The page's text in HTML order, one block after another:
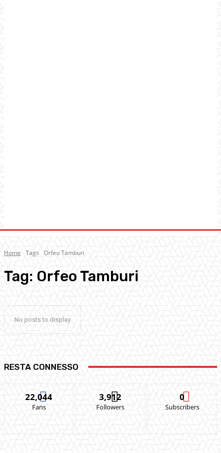
Home Tags Orfeo Tamburi
Tag: Orfeo Tamburi
No posts to display
RESTA CONNESSO
22,044
Fans
3,912
Followers
0
Subscribers